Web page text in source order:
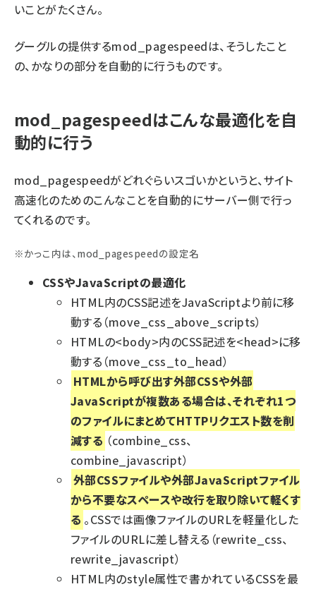
いことがたくさん。
グーグルの提供するmod_pagespeedは、そうしたこと
の、かなりの部分を自動的に行うものです。
mod_pagespeedはこんな最適化を自
動的に行う
mod_pagespeedがどれぐらいスゴいかというと、サイト
高速化のためのこんなことを自動的にサーバー側で行っ
てくれるのです。
※かっこ内は、mod_pagespeedの設定名
CSSやJavaScriptの最適化
HTML内のCSS記述をJavaScriptより前に移
動する（move_css_above_scripts）
HTMLの<body>内のCSS記述を<head>に移
動する（move_css_to_head）
HTMLから呼び出す外部CSSや外部
JavaScriptが複数ある場合は、それぞれ1つ
のファイルにまとめてHTTPリクエスト数を削
減する （combine_css、
combine_javascript）
外部CSSファイルや外部JavaScriptファイル
から不要なスペースや改行を取り除いて軽くす
る 。CSSでは画像ファイルのURLを軽量化した
ファイルのURLに差し替える（rewrite_css、
rewrite_javascript）
HTML内のstyle属性で書かれているCSSを最